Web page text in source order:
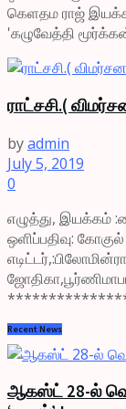
கெளதம ராஜ்
'கழுவேத்தி
ராட்சசி.(
byadmin
July 5, 2019
0
எழுத்து, இயக்கம்
ஒளிப்பதிவு:
Recent News
ஆகஸ்ட் 28-ல்